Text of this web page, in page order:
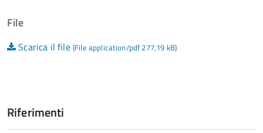
File
Scarica il file (File application/pdf 277,19 kB)
Riferimenti